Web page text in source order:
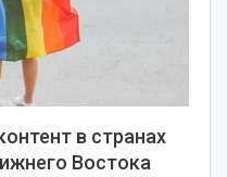
в странах
Востока